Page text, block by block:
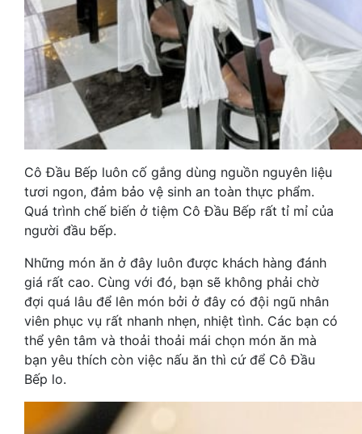
Cô Đầu Bếp luôn cố gắng dùng nguồn nguyên liệu
tươi ngon, đảm bảo vệ sinh an toàn thực phẩm.
Quá trình chế biến ở tiệm Cô Đầu Bếp rất tỉ mỉ của
người đầu bếp.
Những món ăn ở đây luôn được khách hàng đánh
giá rất cao. Cùng với đó, bạn sẽ không phải chờ
đợi quá lâu để lên món bởi ở đây có đội ngũ nhân
viên phục vụ rất nhanh nhẹn, nhiệt tình. Các bạn có
thể yên tâm và thoải thoải mái chọn món ăn mà
bạn yêu thích còn việc nấu ăn thì cứ để Cô Đầu
Bếp lo.